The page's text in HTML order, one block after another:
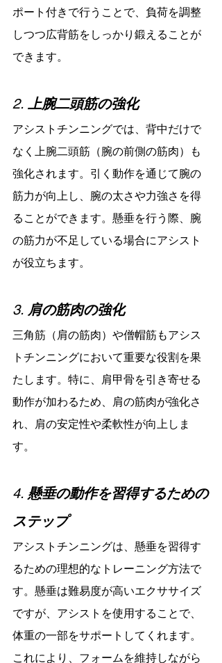
ポート付きで行うことで、負荷を調整
しつつ広背筋をしっかり鍛えることが
できます。
2. 上腕二頭筋の強化
アシストチンニングでは、背中だけで
なく上腕二頭筋（腕の前側の筋肉）も
強化されます。引く動作を通じて腕の
筋力が向上し、腕の太さや力強さを得
ることができます。懸垂を行う際、腕
の筋力が不足している場合にアシスト
が役立ちます。
3. 肩の筋肉の強化
三角筋（肩の筋肉）や僧帽筋もアシス
トチンニングにおいて重要な役割を果
たします。特に、肩甲骨を引き寄せる
動作が加わるため、肩の筋肉が強化さ
れ、肩の安定性や柔軟性が向上しま
す。
4. 懸垂の動作を習得するための
ステップ
アシストチンニングは、懸垂を習得す
るための理想的なトレーニング方法で
す。懸垂は難易度が高いエクササイズ
ですが、アシストを使用することで、
体重の一部をサポートしてくれます。
これにより、フォームを維持しながら